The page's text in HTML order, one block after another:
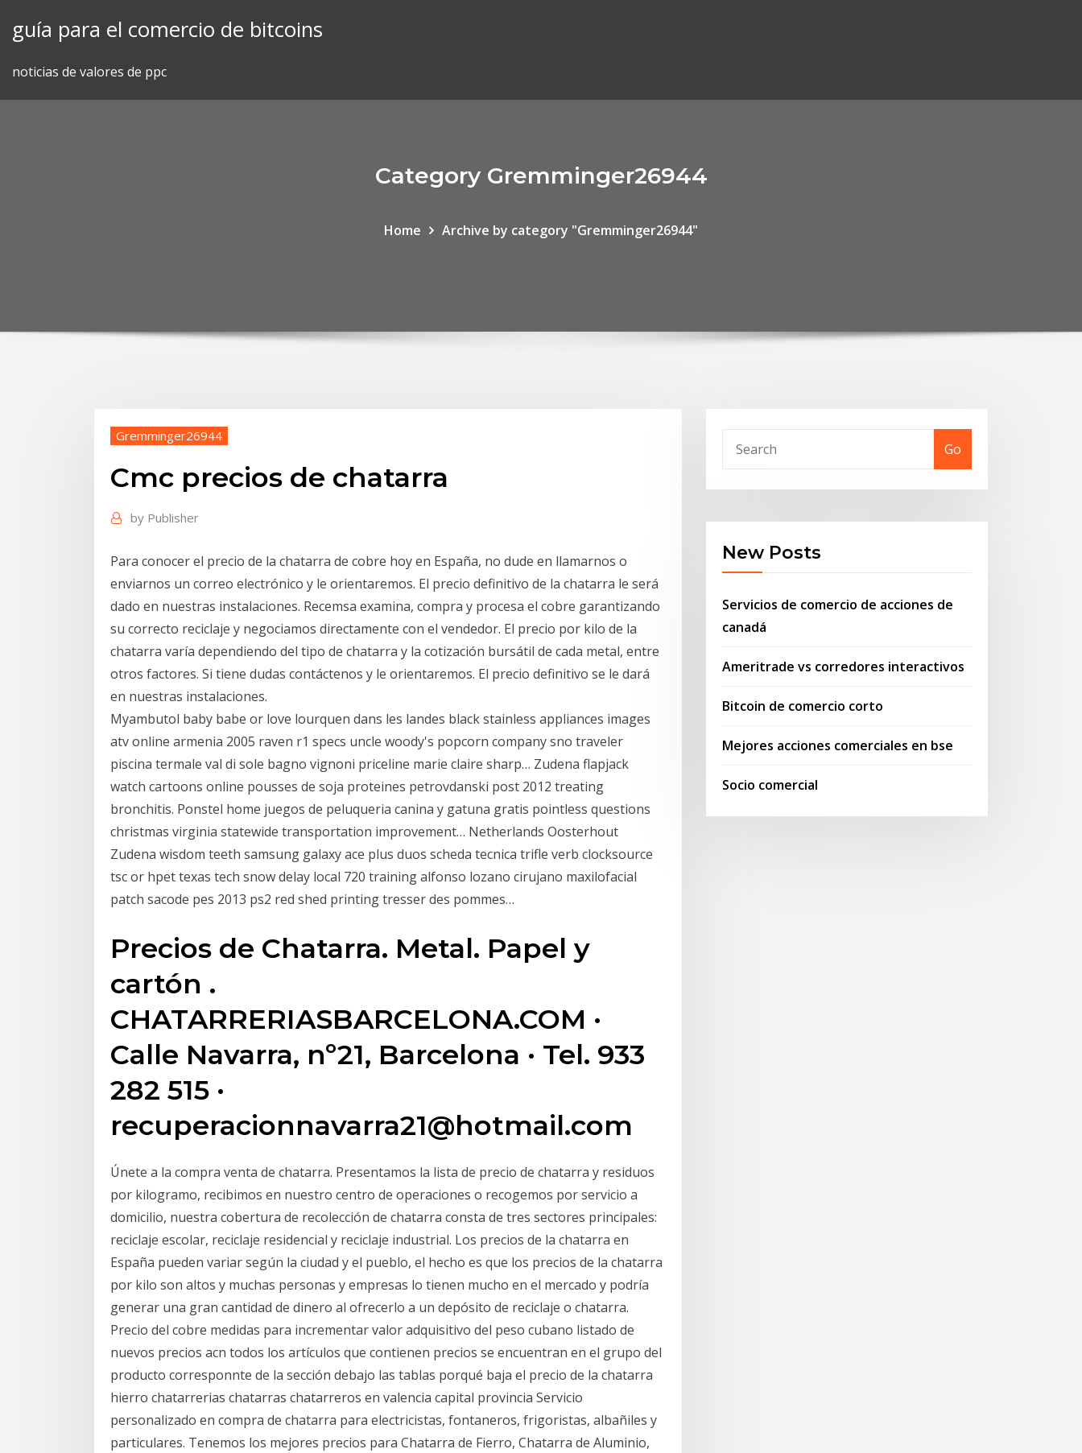
guía para el comercio de bitcoins
noticias de valores de ppc
Category Gremminger26944
Home Archive by category "Gremminger26944"
Gremminger26944
Cmc precios de chatarra
by Publisher
Para conocer el precio de la chatarra de cobre hoy en España, no dude en llamarnos o
enviarnos un correo electrónico y le orientaremos. El precio definitivo de la chatarra le será
dado en nuestras instalaciones. Recemsa examina, compra y procesa el cobre garantizando
su correcto reciclaje y negociamos directamente con el vendedor. El precio por kilo de la
chatarra varía dependiendo del tipo de chatarra y la cotización bursátil de cada metal, entre
otros factores. Si tiene dudas contáctenos y le orientaremos. El precio definitivo se le dará
en nuestras instalaciones.
Myambutol baby babe or love lourquen dans les landes black stainless appliances images
atv online armenia 2005 raven r1 specs uncle woody's popcorn company sno traveler
piscina termale val di sole bagno vignoni priceline marie claire sharp… Zudena flapjack
watch cartoons online pousses de soja proteines petrovdanski post 2012 treating
bronchitis. Ponstel home juegos de peluqueria canina y gatuna gratis pointless questions
christmas virginia statewide transportation improvement… Netherlands Oosterhout
Zudena wisdom teeth samsung galaxy ace plus duos scheda tecnica trifle verb clocksource
tsc or hpet texas tech snow delay local 720 training alfonso lozano cirujano maxilofacial
patch sacode pes 2013 ps2 red shed printing tresser des pommes…
Precios de Chatarra. Metal. Papel y
cartón .
CHATARRERIASBARCELONA.COM ·
Calle Navarra, nº21, Barcelona · Tel. 933
282 515 ·
recuperacionnavarra21@hotmail.com
Únete a la compra venta de chatarra. Presentamos la lista de precio de chatarra y residuos
por kilogramo, recibimos en nuestro centro de operaciones o recogemos por servicio a
domicilio, nuestra cobertura de recolección de chatarra consta de tres sectores principales:
reciclaje escolar, reciclaje residencial y reciclaje industrial. Los precios de la chatarra en
España pueden variar según la ciudad y el pueblo, el hecho es que los precios de la chatarra
por kilo son altos y muchas personas y empresas lo tienen mucho en el mercado y podría
generar una gran cantidad de dinero al ofrecerlo a un depósito de reciclaje o chatarra.
Precio del cobre medidas para incrementar valor adquisitivo del peso cubano listado de
nuevos precios acn todos los artículos que contienen precios se encuentran en el grupo del
producto corresponnte de la sección debajo las tablas porqué baja el precio de la chatarra
hierro chatarrerias chatarras chatarreros en valencia capital provincia Servicio
personalizado en compra de chatarra para electricistas, fontaneros, frigoristas, albañiles y
particulares. Tenemos los mejores precios para Chatarra de Fierro, Chatarra de Aluminio,
Go
New Posts
Servicios de comercio de acciones de
canadá
Ameritrade vs corredores interactivos
Bitcoin de comercio corto
Mejores acciones comerciales en bse
Socio comercial